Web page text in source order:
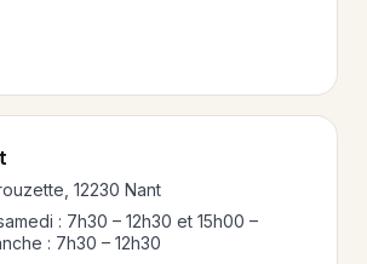
12230 Nant
: 7h30 – 12h30 et 15h00 –
: 7h30 – 12h30